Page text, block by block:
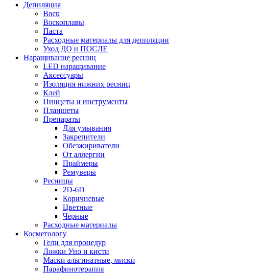
Депиляция
Воск
Воскоплавы
Паста
Расходные материалы для депиляции
Уход ДО и ПОСЛЕ
Наращивание ресниц
LED наращивание
Аксессуары
Изоляция нижних ресниц
Клей
Пинцеты и инструменты
Планшеты
Препараты
Для умывания
Закрепители
Обезжириватели
От аллергии
Праймеры
Ремуверы
Ресницы
2D-6D
Коричневые
Цветные
Черные
Расходные материалы
Косметологу
Гели для процедур
Ложки Уно и кисти
Маски альгинатные, миски
Парафинотерапия